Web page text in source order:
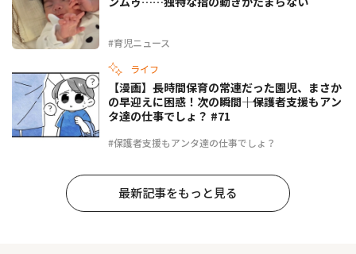
#育児ニュース
ライフ
#保護者支援もアンタ達の仕事でしょ？
【漫画】長時間保育の常連だった園児、まさか
の早迎えに困惑！次の瞬間――｜保護者支援もアン
タ達の仕事でしょ？ #71
最新記事をもっと見る